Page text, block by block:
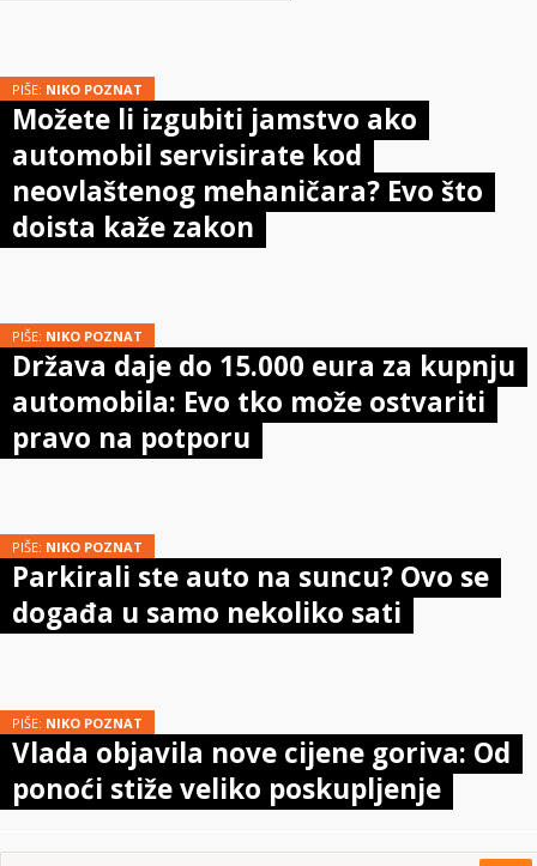
PIŠE: NIKO POZNAT
Možete li izgubiti jamstvo ako
automobil servisirate kod
neovlaštenog mehaničara? Evo što
doista kaže zakon
PIŠE: NIKO POZNAT
Država daje do 15.000 eura za kupnju
automobila: Evo tko može ostvariti
pravo na potporu
PIŠE: NIKO POZNAT
Parkirali ste auto na suncu? Ovo se
događa u samo nekoliko sati
PIŠE: NIKO POZNAT
Vlada objavila nove cijene goriva: Od
ponoći stiže veliko poskupljenje